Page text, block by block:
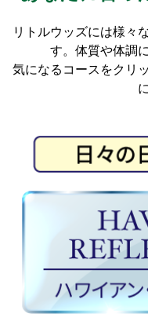
リトルウッズには様々
す。体質や体調
気になるコースをクリ